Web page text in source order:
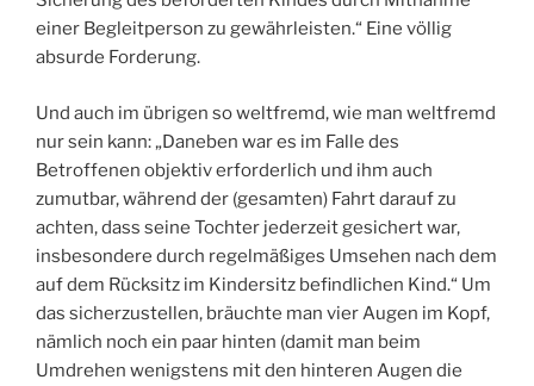
einer Begleitperson zu gewährleisten.“ Eine völlig
absurde Forderung.
Und auch im übrigen so weltfremd, wie man weltfremd
nur sein kann: „Daneben war es im Falle des
Betroffenen objektiv erforderlich und ihm auch
zumutbar, während der (gesamten) Fahrt darauf zu
achten, dass seine Tochter jederzeit gesichert war,
insbesondere durch regelmäßiges Umsehen nach dem
auf dem Rücksitz im Kindersitz befindlichen Kind.“ Um
das sicherzustellen, bräuchte man vier Augen im Kopf,
nämlich noch ein paar hinten (damit man beim
Umdrehen wenigstens mit den hinteren Augen die